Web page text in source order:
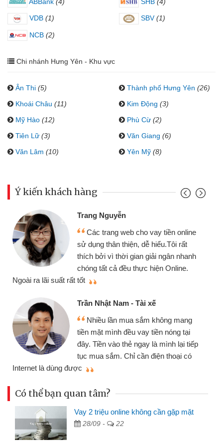
VDB (1) SBV (1)
NCB (2)
Chi nhánh Hưng Yên - Khu vực
Ân Thi (5) Thành phố Hưng Yên (26)
Khoái Châu (11) Kim Động (3)
Mỹ Hào (12) Phù Cừ (2)
Tiên Lữ (3) Văn Giang (6)
Văn Lâm (10) Yên Mỹ (8)
Ý kiến khách hàng
Trang Nguyễn
Các trang web cho vay tiền online
sử dụng thân thiện, dễ hiểu.Tôi rất
thích bởi vì thời gian giải ngân nhanh
chóng tất cả đều thực hiện Online.
Ngoài ra lãi suất rất tốt
Trần Nhật Nam - Tài xế
Nhiều lần mua sắm không mang
tiền mặt mình đều vay tiền nóng tại
đây. Tiền vào thẻ ngay là mình lại tiếp
tục mua sắm. Chỉ cần điện thoại có
Internet là dùng được
Có thể bạn quan tâm?
Vay 2 triệu online không cần gặp mặt
28/09 - 22